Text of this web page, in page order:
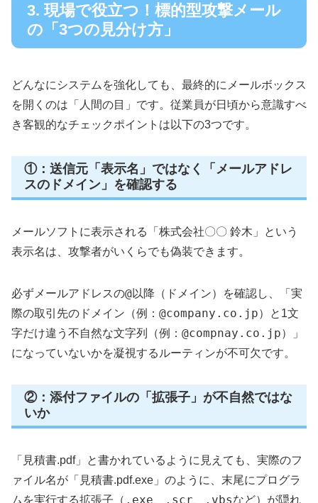
3. 現場で役立つ！標的型攻撃メール
の「3つの見分け方」
どんなにシステムを強化しても、最終的にメールボックス
を開くのは「人間の目」です。従業員が日頃から意識すべ
き客観的なチェックポイントは以下の3つです。
①：送信元「表示名」ではなく「メールアドレ
スのドメイン」を確認する
メールソフトに表示される「株式会社〇〇 鈴木」という
表示名は、攻撃者がいくらでも偽装できます。
必ずメールアドレスの@以降（ドメイン）を確認し、「実
際の取引先のドメイン（例： @company.co.jp）と1文
字だけ違う不自然な文字列（例： @compnay.co.jp）」
になっていないかを凝視するルーティンが不可欠です。
②：添付ファイルの「拡張子」が不自然ではな
いか
「見積書.pdf」と書かれているように見えても、実際のフ
ァイル名が「見積書.pdf.exe」のように、末尾にプログラ
ムを実行する拡張子（ .exe .scr .vbsなど）が隠れ